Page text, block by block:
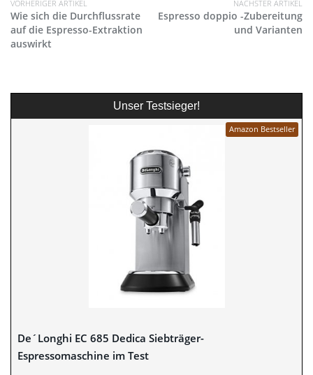
VORHERIGER ARTIKEL
Wie sich die Durchflussrate
auf die Espresso-Extraktion
auswirkt
NÄCHSTER ARTIKEL
Espresso doppio -Zubereitung
und Varianten
Unser Testsieger!
Amazon Bestseller
De´Longhi EC 685 Dedica Siebträger-
Espressomaschine im Test